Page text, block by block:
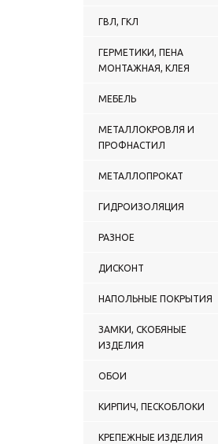
ГВЛ, ГКЛ
ГЕРМЕТИКИ, ПЕНА
МОНТАЖНАЯ, КЛЕЯ
МЕБЕЛЬ
МЕТАЛЛОКРОВЛЯ И
ПРОФНАСТИЛ
МЕТАЛЛОПРОКАТ
ГИДРОИЗОЛЯЦИЯ
РАЗНОЕ
ДИСКОНТ
НАПОЛЬНЫЕ ПОКРЫТИЯ
ЗАМКИ, СКОБЯНЫЕ
ИЗДЕЛИЯ
ОБОИ
КИРПИЧ, ПЕСКОБЛОКИ
КРЕПЕЖНЫЕ ИЗДЕЛИЯ